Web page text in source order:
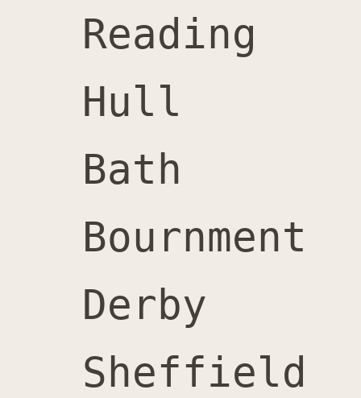
Reading			4,000		4,500		8,500		53%
Hull			4,100		4,100		8,200		50%
Bath			3,700		4,500		8,200		55%
Bournment		3,600		4,400		8,000		55%
Derby			3,600		4,100		7,700		53%
Sheffield		3,100		3,300		6,400		52%